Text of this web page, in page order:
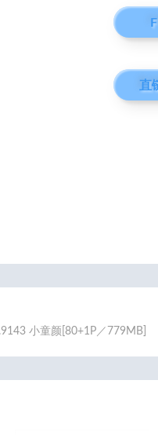
直
小童颜[80+1P／779MB]